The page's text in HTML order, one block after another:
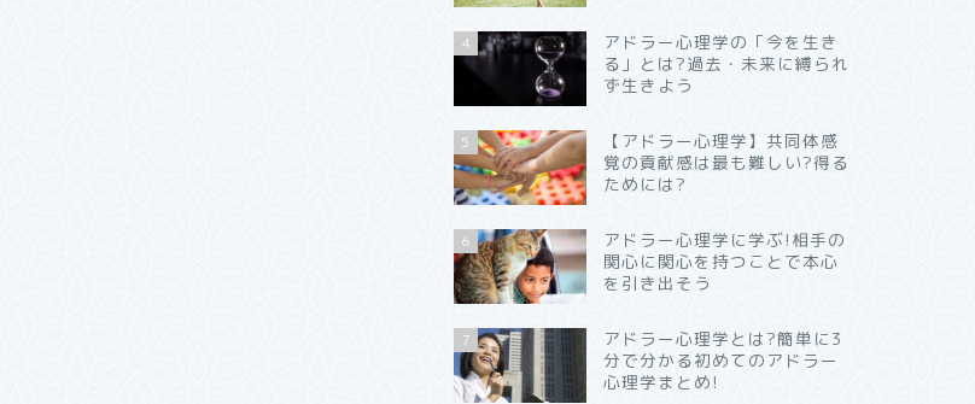
4
アドラー心理学の「今を生き
る」とは?過去・未来に縛られ
ず生きよう
5
【アドラー心理学】共同体感
覚の貢献感は最も難しい?得る
ためには?
6
アドラー心理学に学ぶ!相手の
関心に関心を持つことで本心
を引き出そう
7
アドラー心理学とは?簡単に3
分で分かる初めてのアドラー
心理学まとめ!